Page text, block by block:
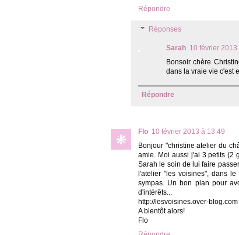
Répondre
Réponses
Sarah 10 février 2013
Bonsoir chère
dans la vraie vie c'est
Répondre
Flo 10 février 2013 à 13:49
Bonjour "christine atelier du
amie. Moi aussi j'ai 3 petits (2
Sarah le soin de lui faire
l'atelier "les voisines", dans
sympas. Un bon plan pour
d'intérêts...
http://lesvoisines.over-blog.com
A bientôt alors!
Flo